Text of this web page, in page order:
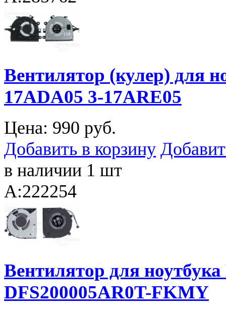
Вентилятор (кулер) для
17ADA05 3-17ARE05
Цена: 990 руб.
Добавить в корзину
в наличии 1 шт
A:222254
Вентилятор для
DFS200005AR0T-FKMY